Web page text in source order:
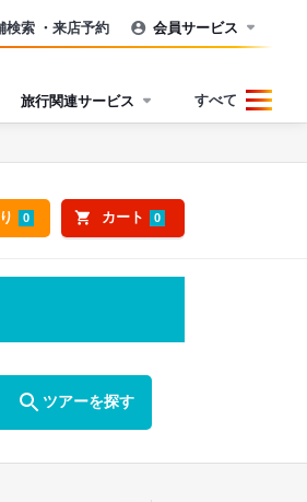
検索 ・来店予約 会員サービス
旅行関連サービス すべて
0 カート 0